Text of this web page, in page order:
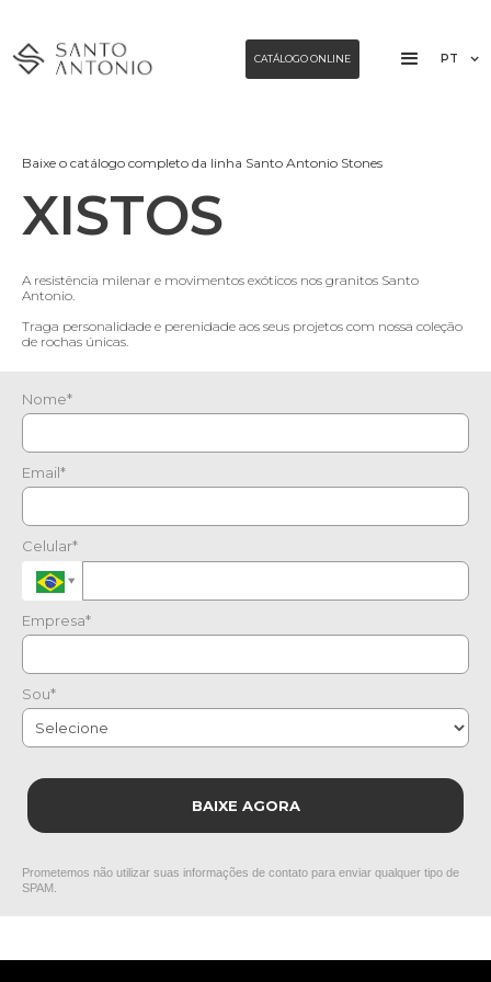
CATÁLOGO ONLINE PT
Baixe o catálogo completo da linha Santo Antonio Stones
XISTOS
A resistência milenar e movimentos exóticos nos granitos Santo
Antonio.
Traga personalidade e perenidade aos seus projetos com nossa coleção
de rochas únicas.
Nome*
Email*
Celular*
Empresa*
Sou*
BAIXE AGORA
Prometemos não utilizar suas informações de contato para enviar qualquer tipo de
SPAM.